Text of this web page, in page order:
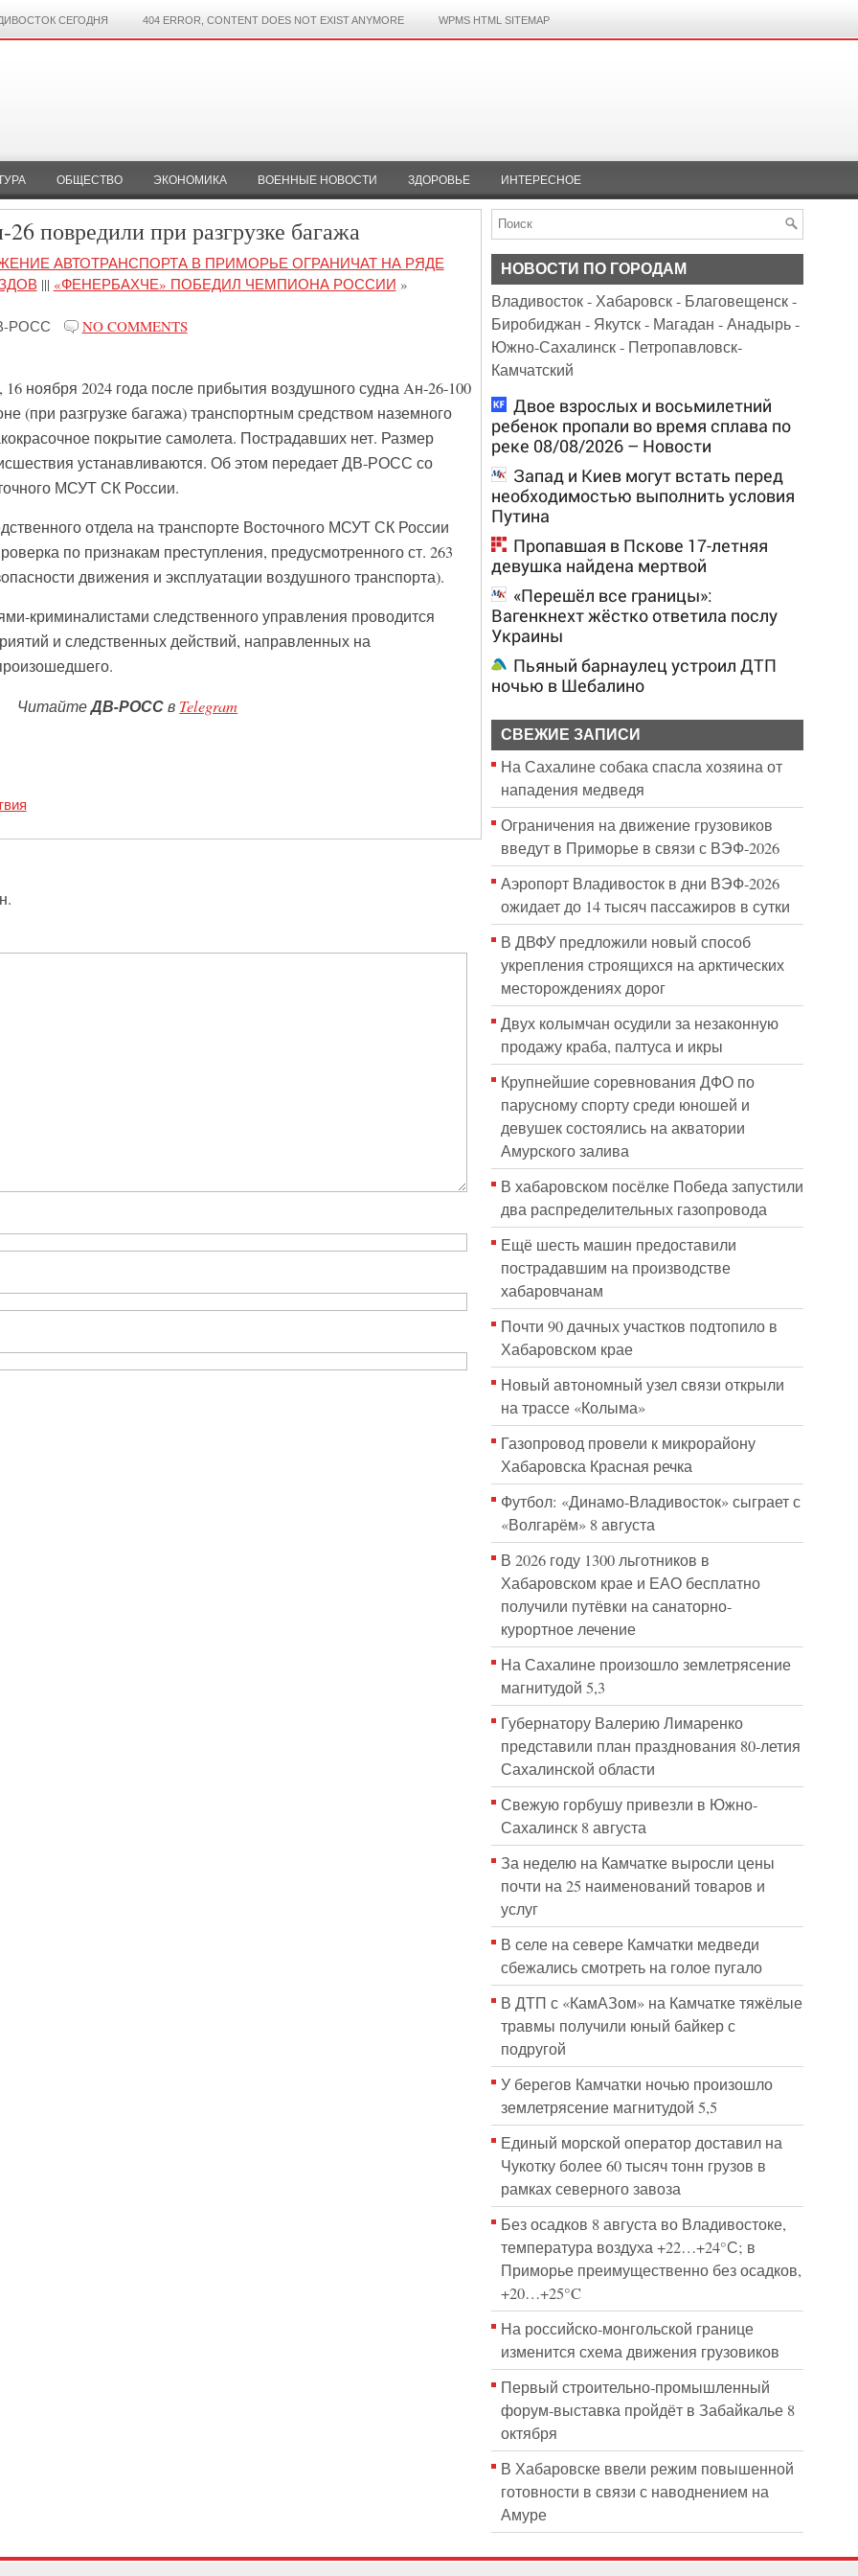
СЕГОДНЯ 404 ERROR, CONTENT DOES NOT EXIST ANYMORE WPMS HTML SITEMAP
ОБЩЕСТВО ЭКОНОМИКА ВОЕННЫЕ НОВОСТИ ЗДОРОВЬЕ ИНТЕРЕСНОЕ
повредили при разгрузке багажа
АВТОТРАНСПОРТА В ПРИМОРЬЕ ОГРАНИЧАТ НА РЯДЕ
||| «ФЕНЕРБАХЧЕ» ПОБЕДИЛ ЧЕМПИОНА РОССИИ »
РОСС NO COMMENTS
ноября 2024 года после прибытия воздушного судна Aн-26-100
(при разгрузке багажа) транспортным средством наземного
покрытие самолета. Пострадавших нет. Размер
устанавливаются. Об этом передает ДВ-РОСС со
МСУТ СК России.
отдела на транспорте Восточного МСУТ СК России
по признакам преступления, предусмотренного ст. 263
движения и эксплуатации воздушного транспорта).
криминалистами следственного управления проводится
и следственных действий, направленных на
ЧитайтеДВ-РОССв Telegram
НОВОСТИ ПО ГОРОДАМ
Владивосток-Хабаровск- Благовещенск-
Биробиджан - Якутск- Магадан -Анадырь-
Южно-Сахалинск- Петропавловск-
Камчатский
Двое взрослых и восьмилетний
ребенок пропали во время сплава по
реке 08/08/2026 – Новости
Запад и Киев могут встать перед
необходимостью выполнить условия
Путина
Пропавшая в Пскове 17-летняя
девушка найдена мертвой
«Перешёл все границы»:
Вагенкнехт жёстко ответила послу
Украины
Пьяный барнаулец устроил ДТП
ночью в Шебалино
СВЕЖИЕ ЗАПИСИ
На Сахалине собака спасла хозяина от
нападения медведя
Ограничения на движение грузовиков
введут в Приморье в связи с ВЭФ-2026
Аэропорт Владивосток в дни ВЭФ-2026
ожидает до 14 тысяч пассажиров в сутки
В ДВФУ предложили новый способ
укрепления строящихся на арктических
месторождениях дорог
Двух колымчан осудили за незаконную
продажу краба, палтуса и икры
Крупнейшие соревнования ДФО по
парусному спорту среди юношей и
девушек состоялись на акватории
Амурского залива
В хабаровском посёлке Победа запустили
два распределительных газопровода
Ещё шесть машин предоставили
пострадавшим на производстве
хабаровчанам
Почти 90 дачных участков подтопило в
Хабаровском крае
Новый автономный узел связи открыли
на трассе «Колыма»
Газопровод провели к микрорайону
Хабаровска Красная речка
Футбол: «Динамо-Владивосток» сыграет с
«Волгарём» 8 августа
В 2026 году 1300 льготников в
Хабаровском крае и ЕАО бесплатно
получили путёвки на санаторно-
курортное лечение
На Сахалине произошло землетрясение
магнитудой 5,3
Губернатору Валерию Лимаренко
представили план празднования 80-летия
Сахалинской области
Свежую горбушу привезли в Южно-
Сахалинск 8 августа
За неделю на Камчатке выросли цены
почти на 25 наименований товаров и
услуг
В селе на севере Камчатки медведи
сбежались смотреть на голое пугало
В ДТП с «КамАЗом» на Камчатке тяжёлые
травмы получили юный байкер с
подругой
У берегов Камчатки ночью произошло
землетрясение магнитудой 5,5
Единый морской оператор доставил на
Чукотку более 60 тысяч тонн грузов в
рамках северного завоза
Без осадков 8 августа во Владивостоке,
температура воздуха +22…+24°С; в
Приморье преимущественно без осадков,
+20…+25°C
На российско‑монгольской границе
изменится схема движения грузовиков
Первый строительно‑промышленный
форум‑выставка пройдёт в Забайкалье 8
октября
В Хабаровске ввели режим повышенной
готовности в связи с наводнением на
Амуре